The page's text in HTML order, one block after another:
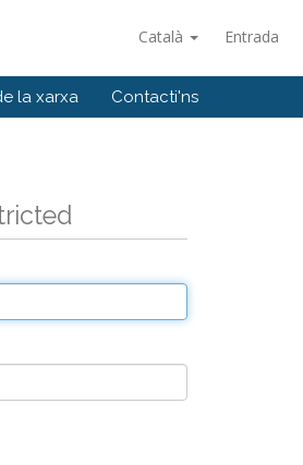
Català Entrada
la xarxa Contacti'ns